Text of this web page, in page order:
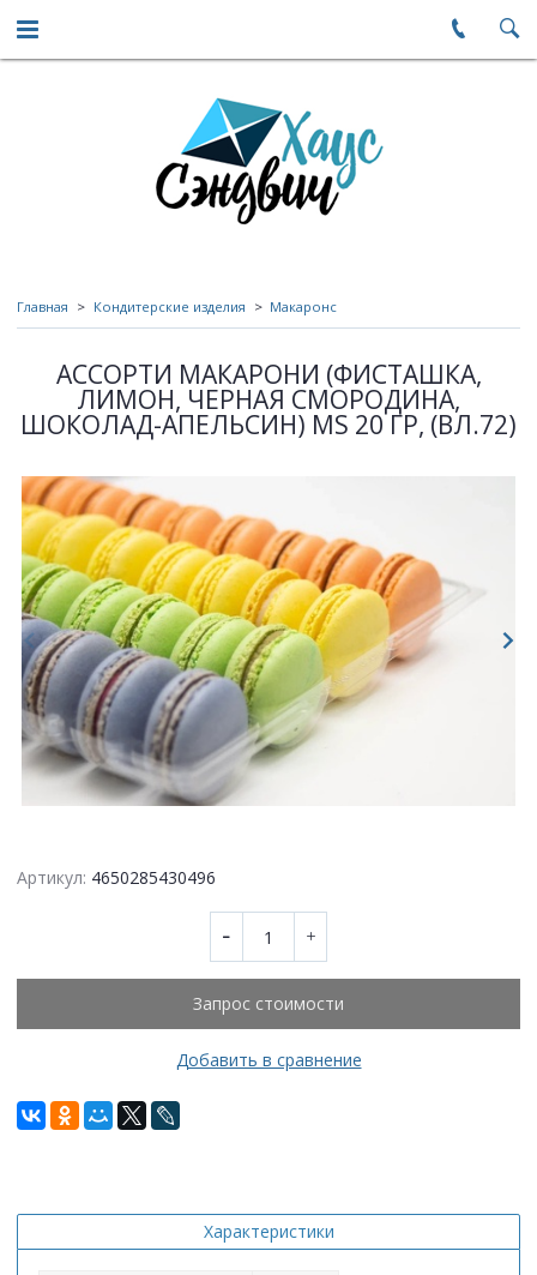
Главная Кондитерские изделия Макаронс
АССОРТИ МАКАРОНИ (ФИСТАШКА,
ЛИМОН, ЧЕРНАЯ СМОРОДИНА,
ШОКОЛАД-АПЕЛЬСИН) MS 20 ГР, (ВЛ.72)
Артикул: 4650285430496
Запрос стоимости
Добавить в сравнение
Характеристики